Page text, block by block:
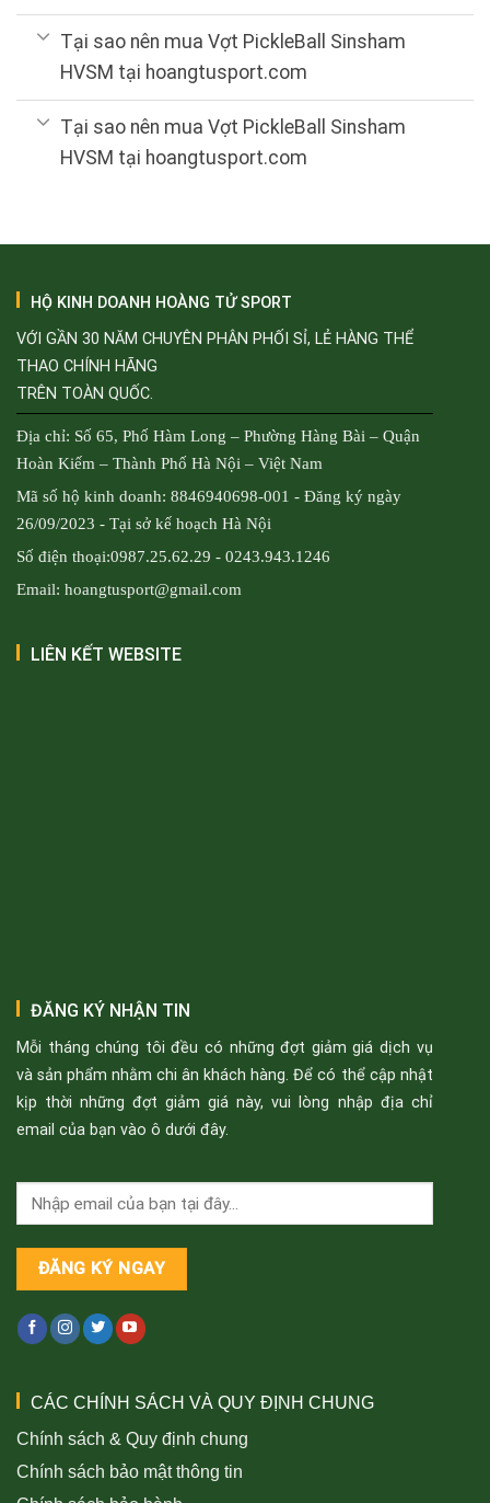
Tại sao nên mua Vợt PickleBall Sinsham
HVSM tại hoangtusport.com
Tại sao nên mua Vợt PickleBall Sinsham
HVSM tại hoangtusport.com
HỘ KINH DOANH HOÀNG TỬ SPORT
VỚI GẦN 30 NĂM CHUYÊN PHÂN PHỐI SỈ, LẺ HÀNG THỂ
THAO CHÍNH HÃNG
TRÊN TOÀN QUỐC.
Địa chỉ: Số 65, Phố Hàm Long – Phường Hàng Bài – Quận
Hoàn Kiếm – Thành Phố Hà Nội – Việt Nam
Mã số hộ kinh doanh: 8846940698-001 - Đăng ký ngày
26/09/2023 - Tại sở kế hoạch Hà Nội
Số điện thoại:0987.25.62.29 - 0243.943.1246
Email: hoangtusport@gmail.com
LIÊN KẾT WEBSITE
ĐĂNG KÝ NHẬN TIN
Mỗi tháng chúng tôi đều có những đợt giảm giá dịch vụ
và sản phẩm nhằm chi ân khách hàng. Để có thể cập nhật
kịp thời những đợt giảm giá này, vui lòng nhập địa chỉ
email của bạn vào ô dưới đây.
CÁC CHÍNH SÁCH VÀ QUY ĐỊNH CHUNG
Chính sách & Quy định chung
Chính sách bảo mật thông tin